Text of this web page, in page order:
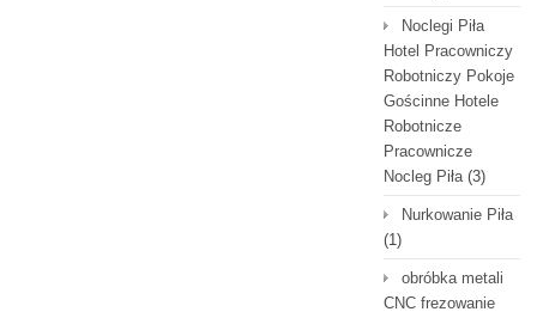
Noclegi Piła
Hotel Pracowniczy
Robotniczy Pokoje
Gościnne Hotele
Robotnicze
Pracownicze
Nocleg Piła(3)
Nurkowanie Piła
(1)
obróbka metali
CNC frezowanie